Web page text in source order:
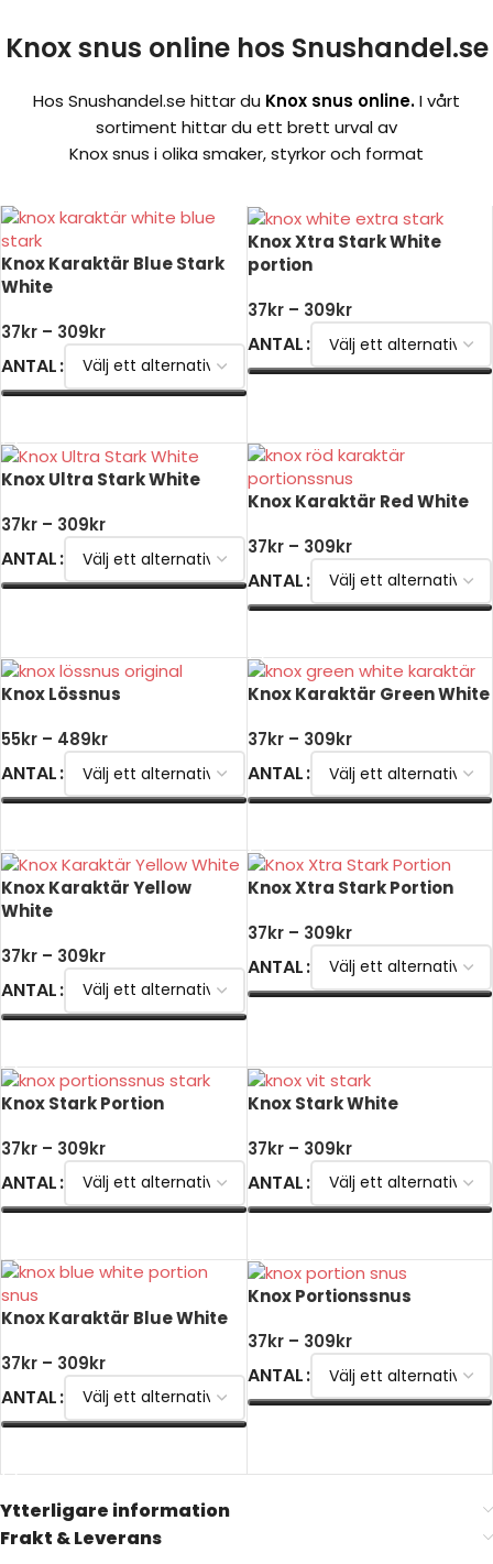
Knox snus online hos Snushandel.se
Hos Snushandel.se hittar du Knox snus online.I vårt
sortiment hittar du ett brett urval av
Knox snus i olika smaker, styrkor och format
Knox Karaktär Blue Stark
White
37kr – 309kr
ANTAL
Knox Xtra Stark White
portion
37kr – 309kr
ANTAL
Knox Ultra Stark White
37kr – 309kr
ANTAL
Knox Karaktär Red White
37kr – 309kr
ANTAL
Knox Lössnus
55kr – 489kr
ANTAL
Knox Karaktär Green White
37kr – 309kr
ANTAL
Knox Karaktär Yellow
White
37kr – 309kr
ANTAL
Knox Xtra Stark Portion
37kr – 309kr
ANTAL
Knox Stark Portion
37kr – 309kr
ANTAL
Knox Stark White
37kr – 309kr
ANTAL
Knox Karaktär Blue White
37kr – 309kr
ANTAL
Knox Portionssnus
37kr – 309kr
ANTAL
Ytterligare information
Frakt & Leverans